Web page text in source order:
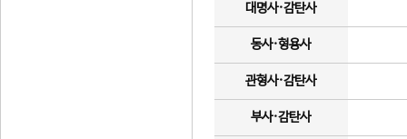
대명사·감탄사
동사·형용사
관형사·감탄사
부사·감탄사